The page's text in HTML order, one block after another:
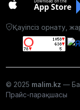
App Store
Қауіпсіз орнату,
© 2025 malim.kz —
Прайс-парақшасы